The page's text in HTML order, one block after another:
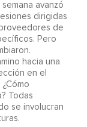
avanzó
dirigidas
de
Pero
hacia una
en el
Todas
se involucran